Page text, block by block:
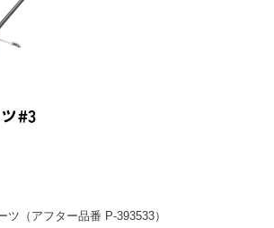
（アフター品番 P-393533）